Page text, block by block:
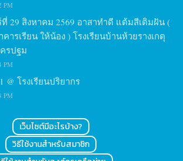
PM
ที่ 29 สิงหาคม 2569 อาสาทำดี แต้มสีเติมฝัน (
ารเรียน ให้น้อง ) โรงเรียนบ้านห้วยรางเกตุ
รปฐม
PM
@ โรงเรียนปริยากร
PM
เว็บไซต์มีอะไรบ้าง?
วิธีใช้งานสำหรับสมาชิก